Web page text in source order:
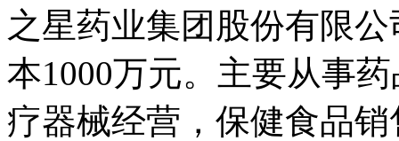
之星药业集团股份有限公
本1000万元。主要从事药品
疗器械经营，保健食品销